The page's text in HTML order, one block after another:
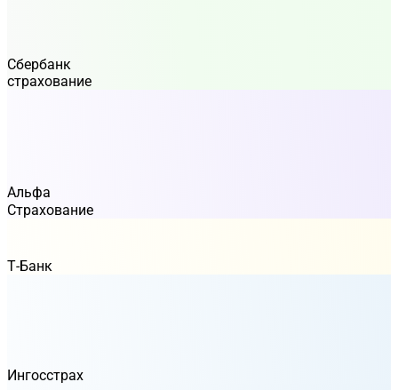
Сбербанк
страхование
Альфа
Страхование
Т-Банк
Ингосстрах